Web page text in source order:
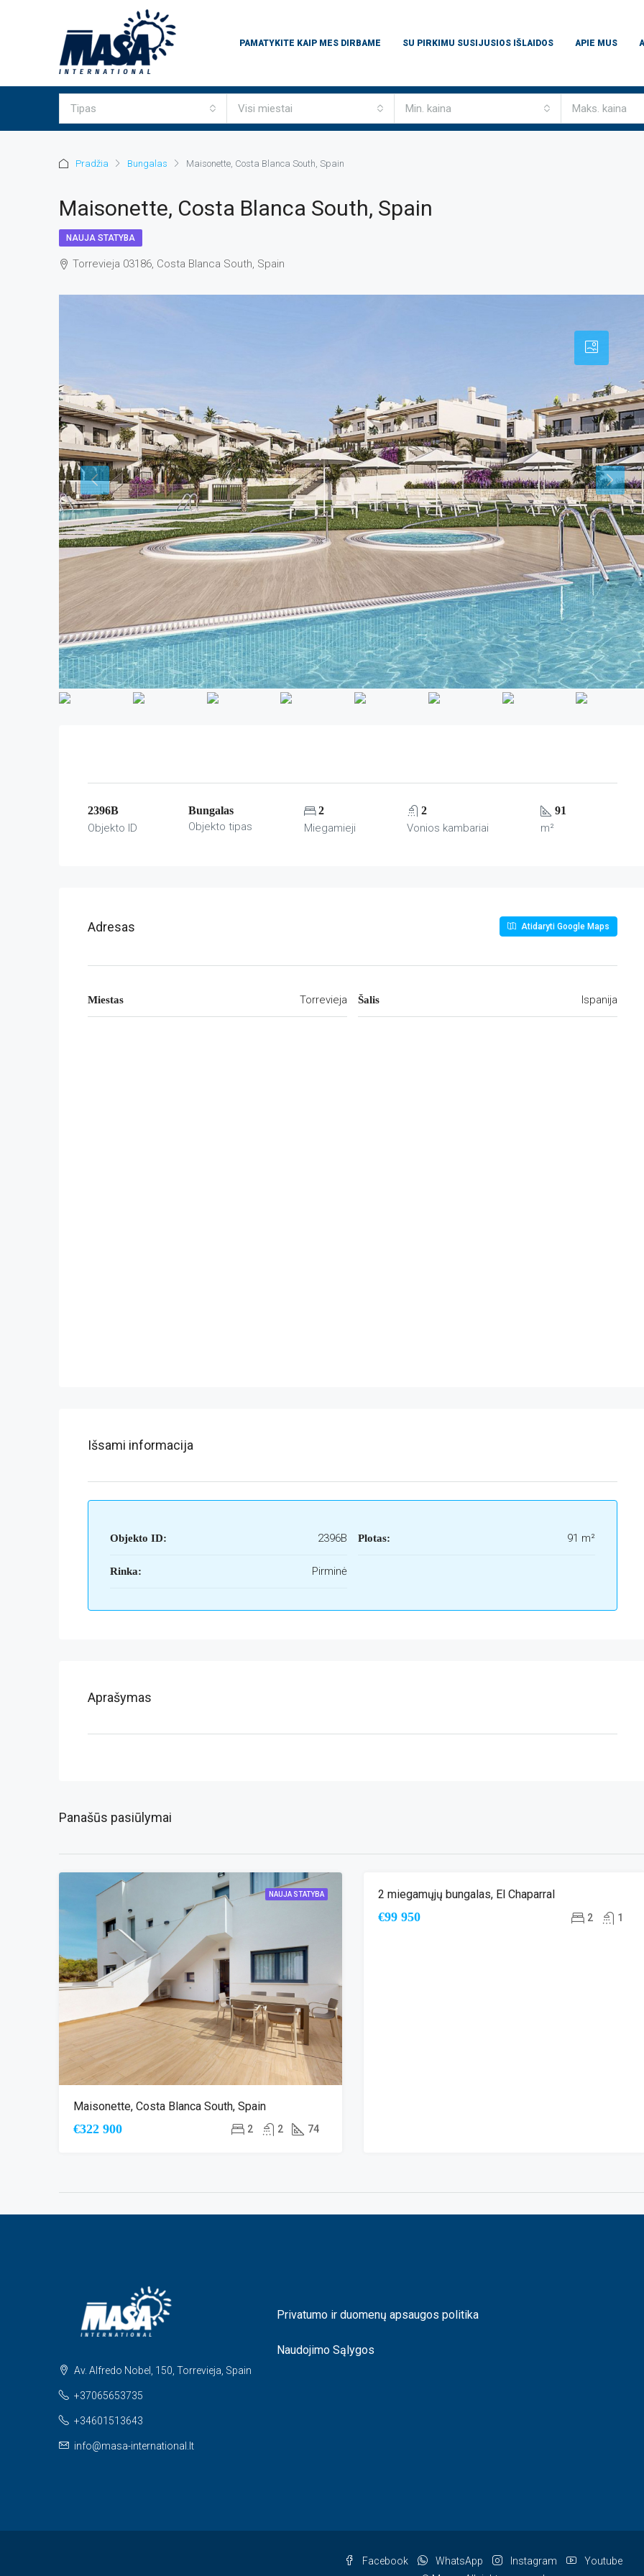
PAMATYKITE KAIP MES DIRBAME SU PIRKIMU SUSIJUSIOS IŠLAIDOS APIE MUS
Tipas Visi miestai Min. kaina Maks. kaina
Pradžia Bungalas Maisonette, Costa Blanca South, Spain
Maisonette, Costa Blanca South, Spain
NAUJA STATYBA
Torrevieja 03186, Costa Blanca South, Spain
2396B
Objekto ID
Bungalas
Objekto tipas
2
Miegamieji
2
Vonios kambariai
91
m²
Adresas Atidaryti Google Maps
Miestas Torrevieja Šalis Ispanija
Išsami informacija
Objekto ID: 2396B
Rinka: Pirminė
Plotas: 91 m²
Aprašymas
Panašūs pasiūlymai
NAUJA STATYBA
Maisonette, Costa Blanca South, Spain
€322 900 2 2 74
2 miegamųjų bungalas, El Chaparral
€99 950 2 1
Av. Alfredo Nobel, 150, Torrevieja, Spain
+37065653735
+34601513643
info@masa-international.lt
Privatumo ir duomenų apsaugos politika
Naudojimo Sąlygos
Facebook WhatsApp Instagram
Youtube